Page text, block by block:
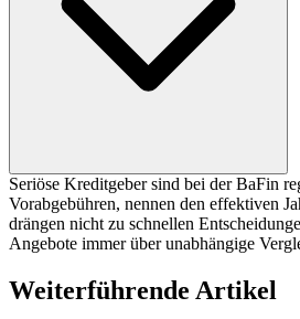
Seriöse Kreditgeber sind bei der BaFin
Vorabgebühren, nennen den effektiven
drängen nicht zu schnellen
Angebote immer über unabhängige
Weiterführende Artikel